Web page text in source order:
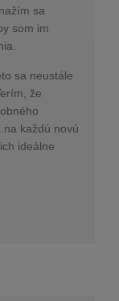
sa
som im
sa neustále
že
každú novú
ideálne